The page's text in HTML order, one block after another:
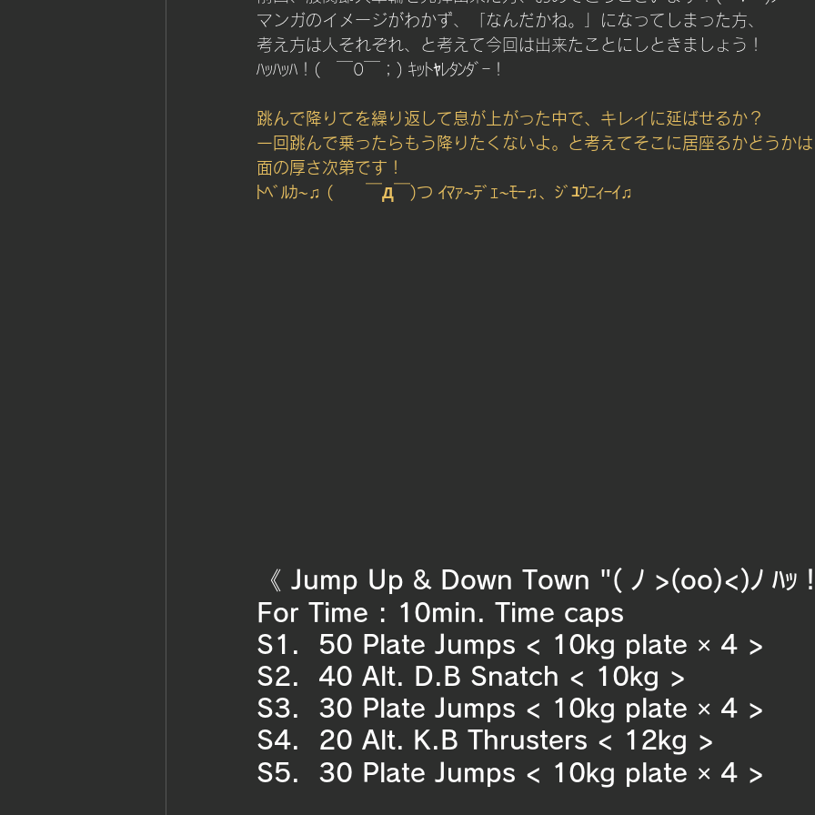
マンガのイメージがわかず、「なんだかね。」になってしまった方、
考え方は人それぞれ、と考えて今回は出来たことにしときましょう！
ﾊｯﾊｯﾊ！(　￣0￣；) ｷｯﾄﾔﾚﾀﾝﾀﾞｰ！
跳んで降りてを繰り返して息が上がった中で、キレイに延ばせるか？
一回跳んで乗ったらもう降りたくないよ。と考えてそこに居座るかどうか
面の厚さ次第です！
ﾄﾍﾞﾙｶ~♫ (　　￣Д￣)つ ｲﾏｧ~ﾃﾞｪ~ﾓｰ♫、ｼﾞﾕｳﾆｨｰｲ♫
《 Jump Up & Down Town "( ﾉ >(oo)<)ﾉ ﾊｯ
For Time : 10min. Time caps
S1.  50 Plate Jumps < 10kg plate × 4 >
S2.  40 Alt. D.B Snatch < 10kg >
S3.  30 Plate Jumps < 10kg plate × 4 >
S4.  20 Alt. K.B Thrusters < 12kg >
S5.  30 Plate Jumps < 10kg plate × 4 >